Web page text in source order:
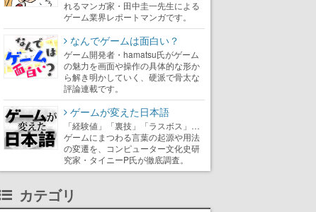
れるマンガ家・田中圭一先生による
ゲーム業界レポートマンガです。
なんでゲームは面白い？
ゲーム開発者・hamatsu氏がゲーム
の魅力を画面や操作の具体的な形か
ら解き明かしていく、硬派で骨太な
評論連載です。
ゲームが変えた日本語
「経験値」「裏技」「ラスボス」…
ゲームにまつわる言葉の起源や用法
の変遷を、コンピューター文化史研
究家・タイニーP氏が徹底調査。
カテゴリ